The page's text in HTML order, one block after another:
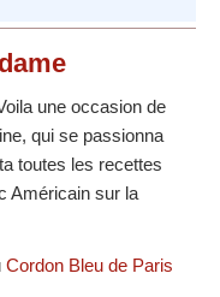
une occasion de
qui se passionna
toutes les recettes
Américain sur la
Cordon Bleu de Paris